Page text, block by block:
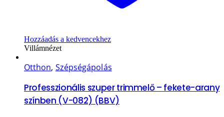
Hozzáadás a kedvencekhez
Villámnézet
Otthon, Szépségápolás
Professzionális szuper trimmelő – fekete-arany
színben (V-082) (BBV)